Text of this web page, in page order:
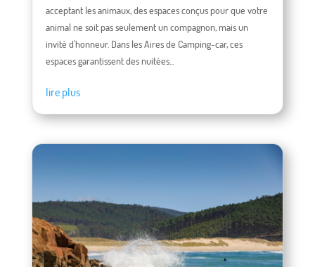
acceptant les animaux, des espaces conçus pour que votre
animal ne soit pas seulement un compagnon, mais un
invité d'honneur. Dans les Aires de Camping-car, ces
espaces garantissent des nuitées...
lire plus